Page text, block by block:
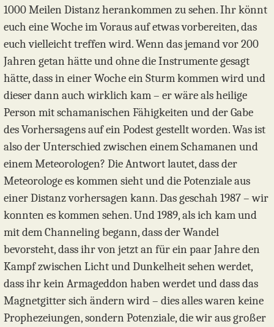
1000 Meilen Distanz herankommen zu sehen. Ihr könnt
euch eine Woche im Voraus auf etwas vorbereiten, das
euch vielleicht treffen wird. Wenn das jemand vor 200
Jahren getan hätte und ohne die Instrumente gesagt
hätte, dass in einer Woche ein Sturm kommen wird und
dieser dann auch wirklich kam – er wäre als heilige
Person mit schamanischen Fähigkeiten und der Gabe
des Vorhersagens auf ein Podest gestellt worden. Was ist
also der Unterschied zwischen einem Schamanen und
einem Meteorologen? Die Antwort lautet, dass der
Meteorologe es kommen sieht und die Potenziale aus
einer Distanz vorhersagen kann. Das geschah 1987 – wir
konnten es kommen sehen. Und 1989, als ich kam und
mit dem Channeling begann, dass der Wandel
bevorsteht, dass ihr von jetzt an für ein paar Jahre den
Kampf zwischen Licht und Dunkelheit sehen werdet,
dass ihr kein Armageddon haben werdet und dass das
Magnetgitter sich ändern wird – dies alles waren keine
Prophezeiungen, sondern Potenziale, die wir aus großer